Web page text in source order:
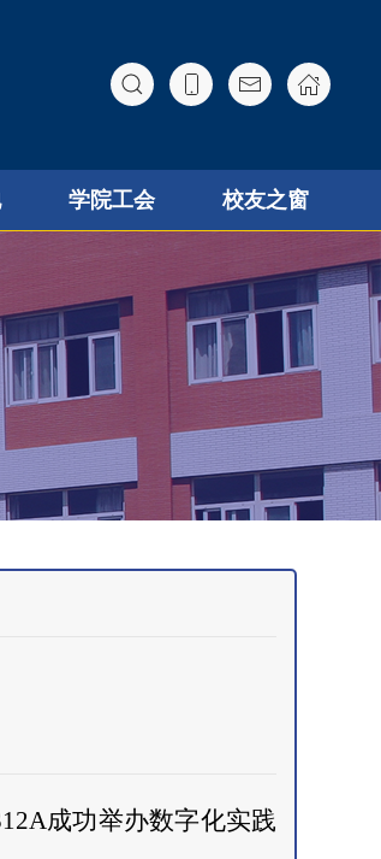
学院工会 校友之窗
成功举办数字化实践